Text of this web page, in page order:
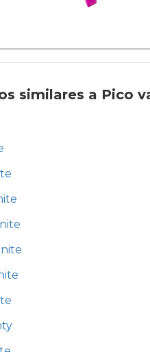
similares a Pico